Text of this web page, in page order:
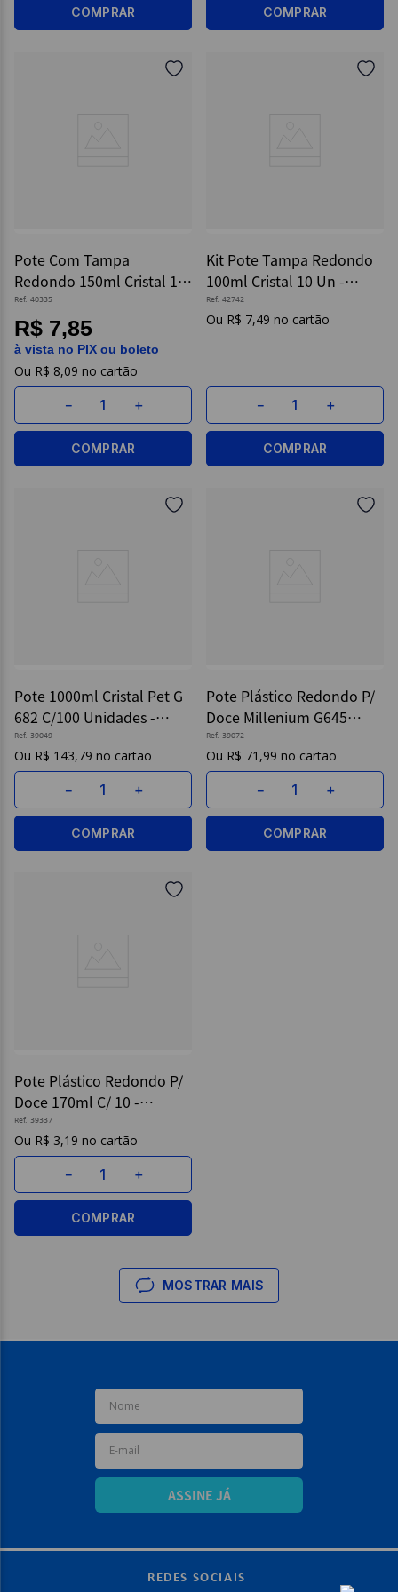
COMPRAR COMPRAR
Pote Com Tampa
Redondo 150ml Cristal 10
Un - Strawplast
Ref. 40335
R$ 7,85
à vista no PIX ou boleto
R$ 8,09
＋
－
COMPRAR
Kit Pote Tampa Redondo
100ml Cristal 10 Un -
Strawplast
Ref. 42742
R$ 7,49
＋
－
COMPRAR
Pote 1000ml Cristal Pet G
682 C/100 Unidades -
Galvanotek
Ref. 39049
R$ 143,79
＋
－
COMPRAR
Pote Plástico Redondo P/
Doce Millenium G645
120ml C/ 300 - Galvanotek
Ref. 39072
R$ 71 ,99
＋
－
COMPRAR
Pote Plástico Redondo P/
Doce 170ml C/ 10 -
Galvanotek
Ref. 39337
R$ 3,19
＋
－
COMPRAR
MOSTRAR MAIS
ASSINE JÁ
REDES SOCIAIS